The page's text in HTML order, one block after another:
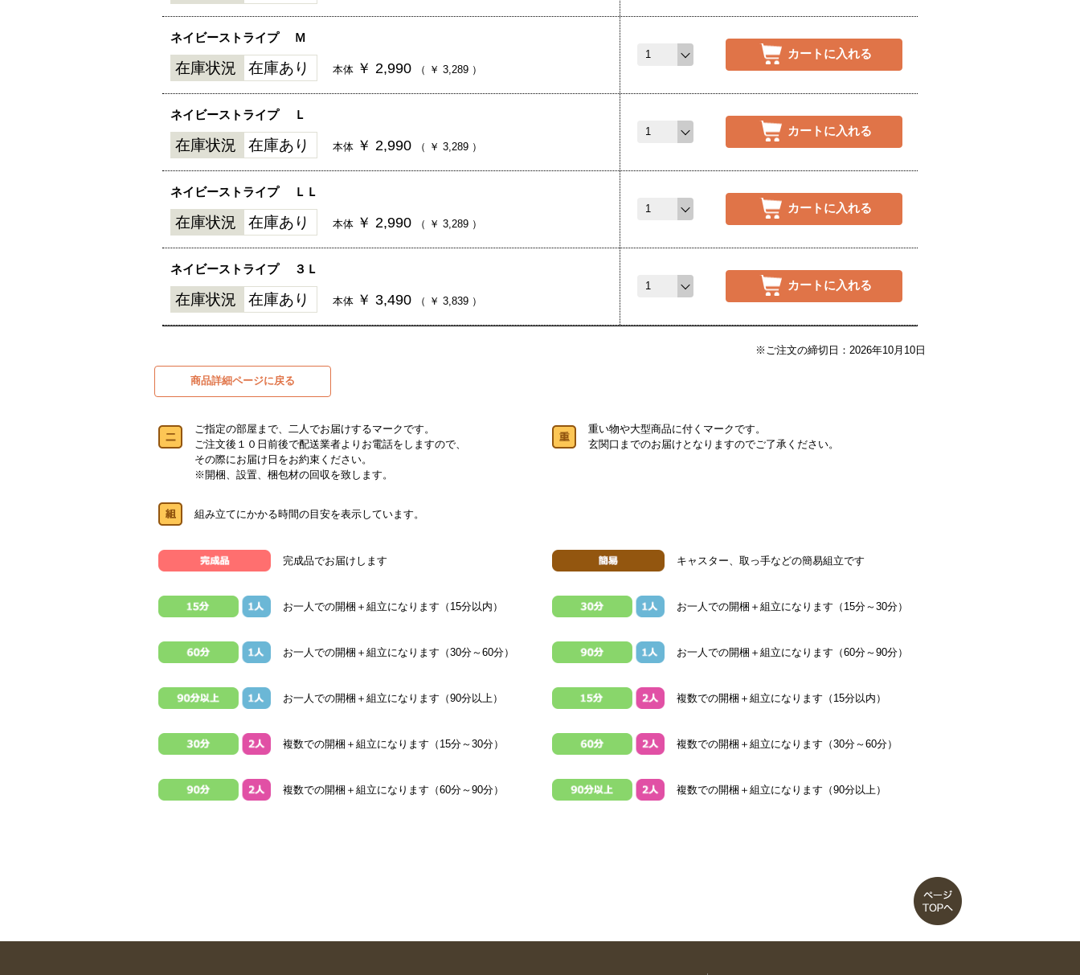
ネイビーストライプ Ｍ
在庫状況 在庫あり 本体 ￥ 2,990 （ ￥ 3,289 ）
カートに入れる
ネイビーストライプ Ｌ
在庫状況 在庫あり 本体 ￥ 2,990 （ ￥ 3,289 ）
カートに入れる
ネイビーストライプ ＬＬ
在庫状況 在庫あり 本体 ￥ 2,990 （ ￥ 3,289 ）
カートに入れる
ネイビーストライプ ３Ｌ
在庫状況 在庫あり 本体 ￥ 3,490 （ ￥ 3,839 ）
カートに入れる
※ご注文の締切日：2026年10月10日
商品詳細ページに戻る
ご指定の部屋まで、二人でお届けするマークです。
ご注文後１０日前後で配送業者よりお電話をしますので、
その際にお届け日をお約束ください。
※開梱、設置、梱包材の回収を致します。
重い物や大型商品に付くマークです。
玄関口までのお届けとなりますのでご了承ください。
組み立てにかかる時間の目安を表示しています。
完成品でお届けします キャスター、取っ手などの簡易組立です
お一人での開梱＋組立になります（15分以内） お一人での開梱＋組立になります（15分～30分）
お一人での開梱＋組立になります（30分～60分） お一人での開梱＋組立になります（60分～90分）
お一人での開梱＋組立になります（90分以上） 複数での開梱＋組立になります（15分以内）
複数での開梱＋組立になります（15分～30分） 複数での開梱＋組立になります（30分～60分）
複数での開梱＋組立になります（60分～90分） 複数での開梱＋組立になります（90分以上）